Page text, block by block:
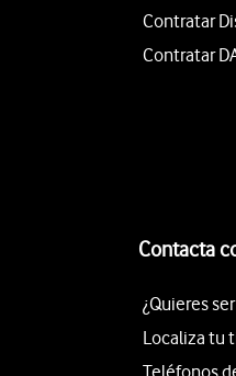
Contratar
Contratar
Contacta
¿Quieres
Localiza tu
Teléfonos